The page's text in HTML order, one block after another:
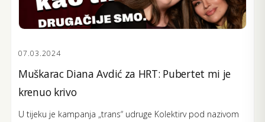
07.03.2024
Muškarac Diana Avdić za HRT: Pubertet mi je
krenuo krivo
U tijeku je kampanja „trans“ udruge Kolektirv pod nazivom